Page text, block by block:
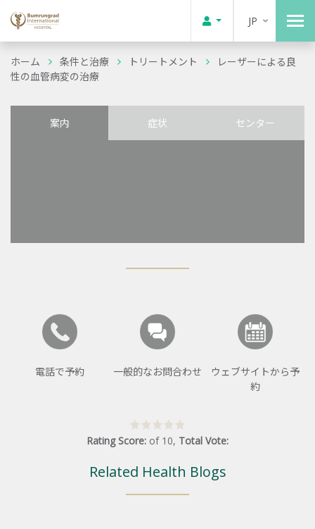
JP
ホーム 条件と治療 トリートメント
レーザーによる良
性の血管病変の治療
案内 症状 センター
電話で予約 一般的なお問合わせ
ウェブサイトから予
約
Rating Score: of 10, Total Vote:
Related Health Blogs